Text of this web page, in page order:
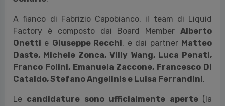
A fianco di Fabrizio Capobianco, il team di Liquid
Factory è composto dai Board Member Alberto
Onetti e Giuseppe Recchi, e dai partner Matteo
Daste, Michele Zonca, Villy Wang, Luca Penati,
Franco Folini, Emanuela Zaccone, Francesco Di
Cataldo, Stefano Angelinis e Luisa Ferrandini.
Le candidature sono ufficialmente aperte (la